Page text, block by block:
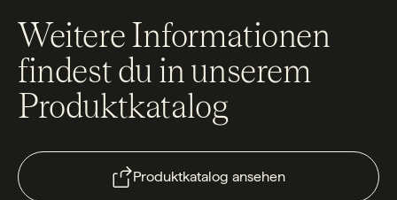
Weitere Informationen
findest du in unserem
Produktkatalog
Produktkatalog ansehen